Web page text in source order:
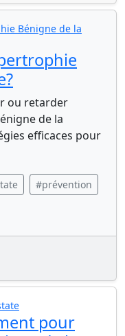
Bénigne de la
ou retarder
de la
efficaces pour
#prévention
pour